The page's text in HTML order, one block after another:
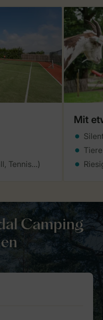
Tennis...)
Mit
Camping